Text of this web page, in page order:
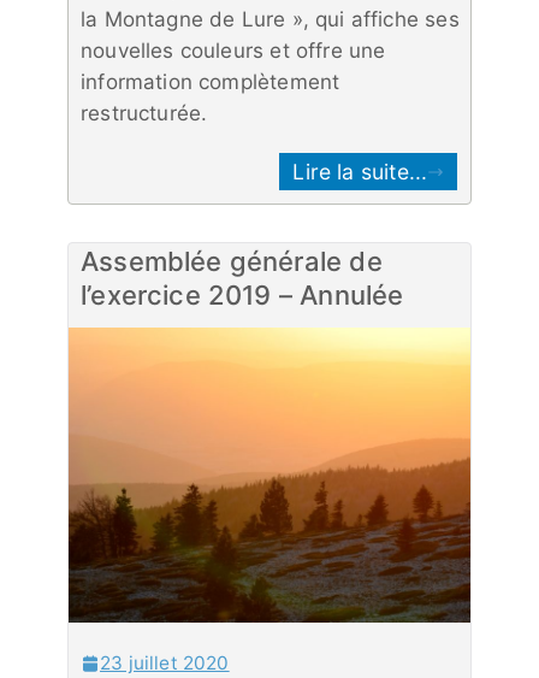
la Montagne de Lure », qui affiche ses
nouvelles couleurs et offre une
information complètement
restructurée.
Lire la suite...
Assemblée générale de
l’exercice 2019 – Annulée
23 juillet 2020